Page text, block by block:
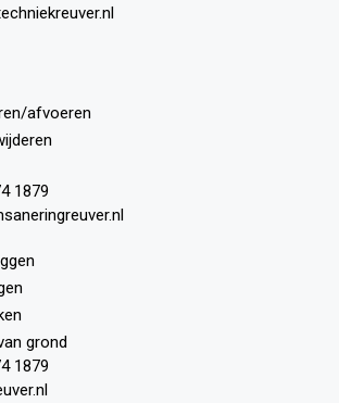
afvoeren
1879
grond
1879